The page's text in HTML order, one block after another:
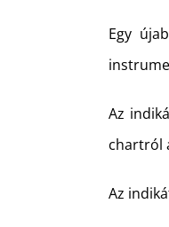
Egy
Az
chartról
Az